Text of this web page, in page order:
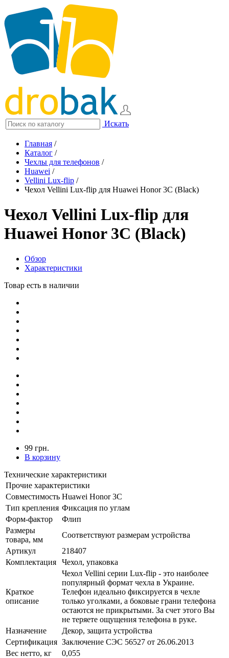
Искать
Главная /
Каталог /
Чехлы для телефонов /
Huawei /
Vellini Lux-flip /
Чехол Vellini Lux-flip для Huawei Honor 3C (Black)
Чехол Vellini Lux-flip для
Huawei Honor 3C (Black)
Обзор
Характеристики
Товар есть в наличии
99 грн.
В корзину
Технические характеристики
Прочие характеристики
Совместимость Huawei Honor 3C
Тип крепления Фиксация по углам
Форм-фактор
Флип
Размеры
товара, мм
Соответствуют размерам устройства
Артикул
218407
Комплектация
Чехол, упаковка
Краткое
описание
Чехол Vellini серии Lux-flip - это наиболее
популярный формат чехла в Украине.
Телефон идеально фиксируется в чехле
только уголками, а боковые грани телефона
остаются не прикрытыми. За счет этого Вы
не теряете ощущения телефона в руке.
Назначение
Декор, защита устройства
Сертификация Заключение СЭС 56527 от 26.06.2013
Вес нетто, кг
0,055